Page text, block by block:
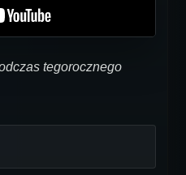
tegorocznego